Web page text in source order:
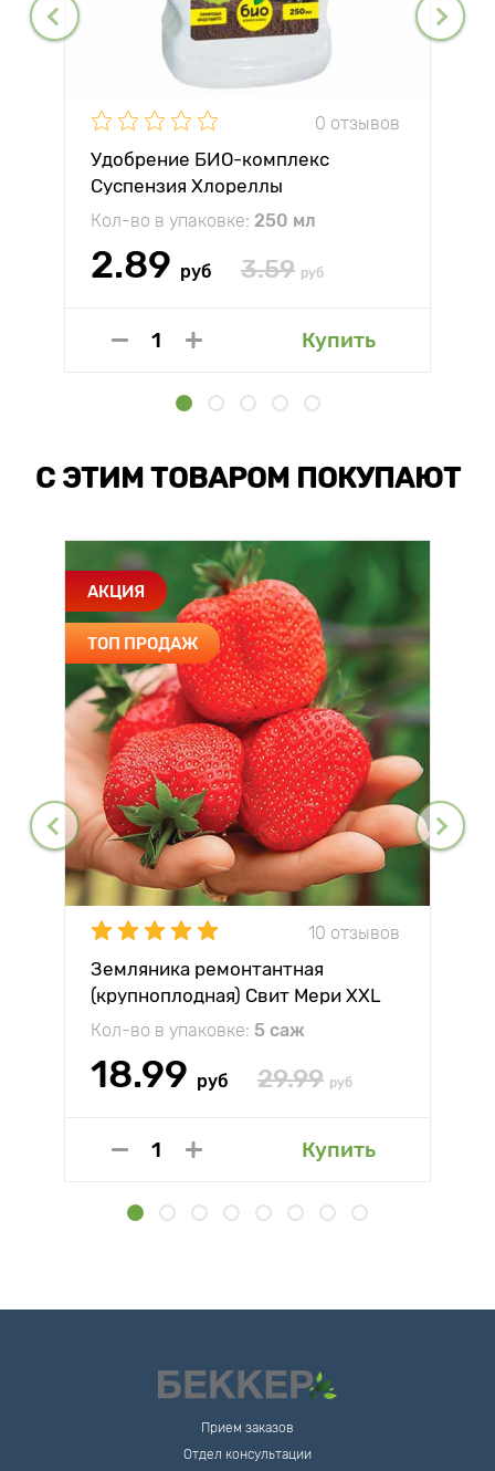
0 отзывов
Удобрение БИО-комплекс
Суспензия Хлореллы
Кол-во в упаковке: 250 мл
2.89 руб 3.59 руб
Купить
С ЭТИМ ТОВАРОМ ПОКУПАЮТ
АКЦИЯ
ТОП ПРОДАЖ
10 отзывов
Земляника ремонтантная
(крупноплодная) Свит Мери XXL
Кол-во в упаковке: 5 саж
18.99 руб 29.99 руб
Купить
Прием заказов
Отдел консультации